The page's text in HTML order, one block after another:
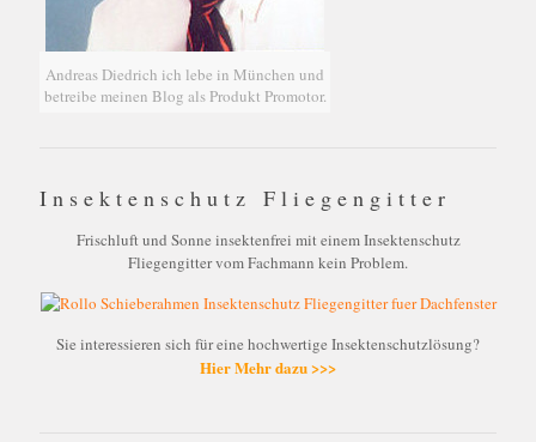
Andreas Diedrich ich lebe in München und
betreibe meinen Blog als Produkt Promotor.
Insektenschutz Fliegengitter
Frischluft und Sonne insektenfrei mit einem Insektenschutz
Fliegengitter vom Fachmann kein Problem.
Sie interessieren sich für eine hochwertige Insektenschutzlösung?
Hier Mehr dazu >>>